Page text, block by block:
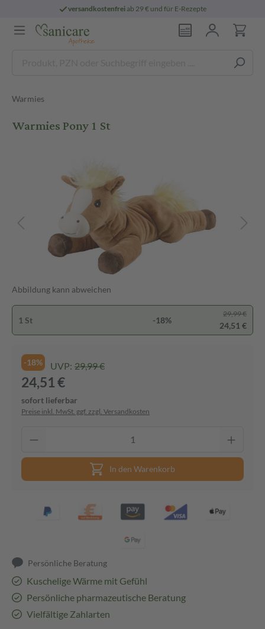
versandkostenfreiab 29 € und für E-Rezepte
Warmies
Warmies Pony 1 St
Abbildung kann abweichen
1 St -18%
29,99 €
24,51 €
-18% UVP: 29,99 €
24,51 €
sofort lieferbar
Preise inkl. MwSt. ggf. zzgl. Versandkosten
In den Warenkorb
Persönliche Beratung
Kuschelige Wärme mit Gefühl
Persönliche pharmazeutische Beratung
Vielfältige Zahlarten